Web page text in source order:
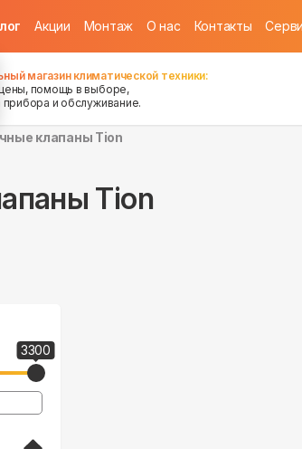
Акции Монтаж О нас Контакты
магазин климатической техники:
помощь в выборе,
прибора и обслуживание.
клапаны Tion
Tion
3300